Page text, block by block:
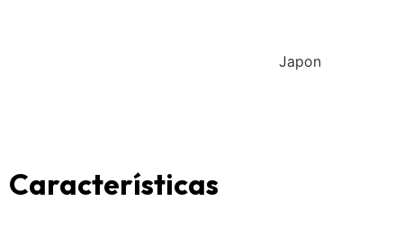
Japon
Características